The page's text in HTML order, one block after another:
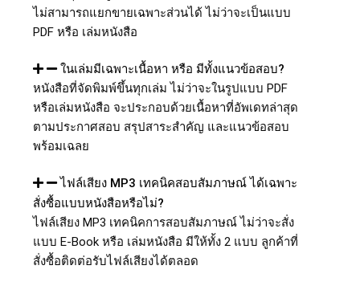
ไม่สามารถแยกขายเฉพาะส่วนได้ ไม่ว่าจะเป็นแบบ
PDF หรือ เล่มหนังสือ
ในเล่มมีเฉพาะเนื้อหา หรือ มีทั้งแนวข้อสอบ?
หนังสือที่จัดพิมพ์ขึ้นทุกเล่ม ไม่ว่าจะในรูปแบบ PDF
หรือเล่มหนังสือ จะประกอบด้วยเนื้อหาที่อัพเดทล่าสุด
ตามประกาศสอบ สรุปสาระสำคัญ และแนวข้อสอบ
พร้อมเฉลย
ไฟล์เสียง MP3 เทคนิคสอบสัมภาษณ์ ได้เฉพาะ
สั่งซื้อแบบหนังสือหรือไม่?
ไฟล์เสียง MP3 เทคนิคการสอบสัมภาษณ์ ไม่ว่าจะสั่ง
แบบ E-Book หรือ เล่มหนังสือ มีให้ทั้ง 2 แบบ ลูกค้าที่
สั่งซื้อติดต่อรับไฟล์เสียงได้ตลอด